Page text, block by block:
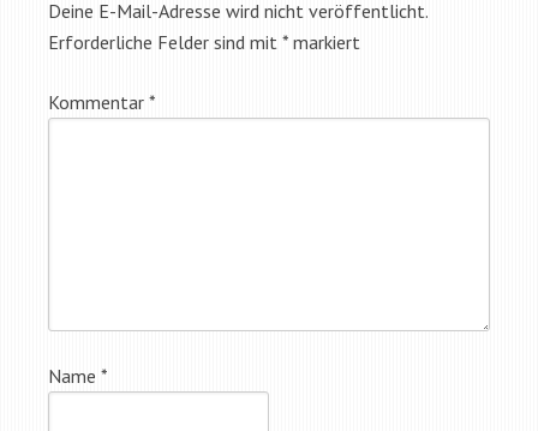
Deine E-Mail-Adresse wird nicht veröffentlicht.
Erforderliche Felder sind mit * markiert
Kommentar *
Name *